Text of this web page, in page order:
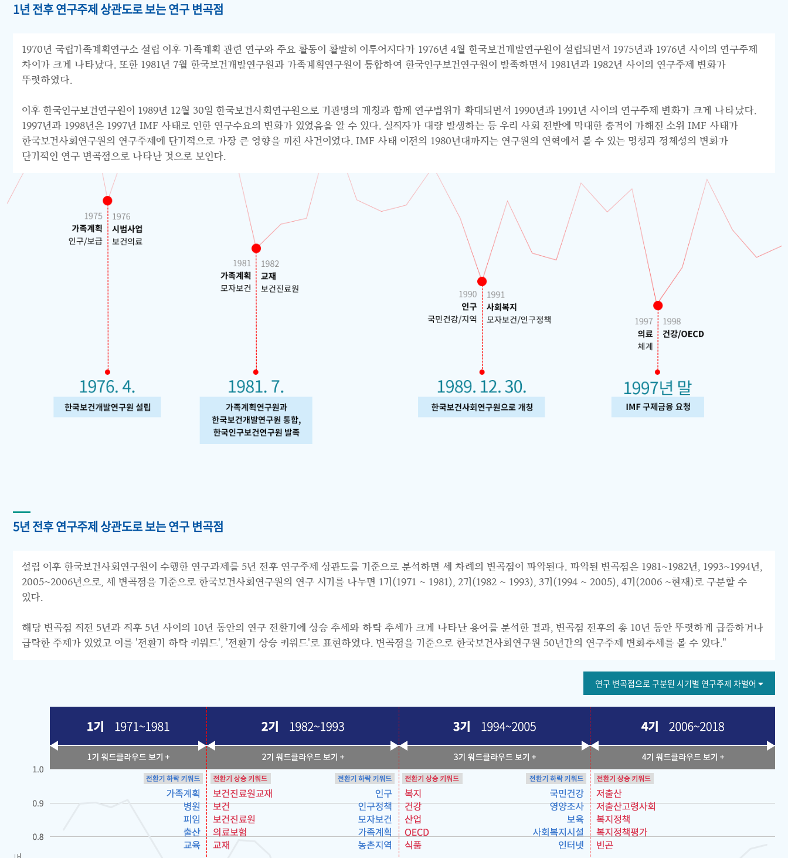
1년 전후 연구주제 상관도로 보는 연구 변곡점
1970년 국립가족계획연구소 설립 이후 가족계획 관련 연구와 주요 활동이 활발히 이루어지다가 1976년 4월 한국보건개발연구원이 설립되면서 1975년과 1976년 사이의 연구주제
차이가 크게 나타났다. 또한 1981년 7월 한국보건개발연구원과 가족계획연구원이 통합하여 한국인구보건연구원이 발족하면서 1981년과 1982년 사이의 연구주제 변화가
뚜렷하였다.
이후 한국인구보건연구원이 1989년 12월 30일 한국보건사회연구원으로 기관명의 개칭과 함께 연구범위가 확대되면서 1990년과 1991년 사이의 연구주제 변화가 크게 나타났다.
1997년과 1998년은 1997년 IMF 사태로 인한 연구수요의 변화가 있었음을 알 수 있다. 실직자가 대량 발생하는 등 우리 사회 전반에 막대한 충격이 가해진 소위 IMF 사태가
한국보건사회연구원의 연구주제에 단기적으로 가장 큰 영향을 끼친 사건이었다. IMF 사태 이전의 1980년대까지는 연구원의 연혁에서 볼 수 있는 명칭과 정체성의 변화가
단기적인 연구 변곡점으로 나타난 것으로 보인다.
5년 전후 연구주제 상관도로 보는 연구 변곡점
설립 이후 한국보건사회연구원이 수행한 연구과제를 5년 전후 연구주제 상관도를 기준으로 분석하면 세 차례의 변곡점이 파악된다. 파악된 변곡점은 1981~1982년, 1993~1994년,
2005~2006년으로, 세 변곡점을 기준으로 한국보건사회연구원의 연구 시기를 나누면 1기(1971 ~ 1981), 2기(1982 ~ 1993), 3기(1994 ~ 2005), 4기(2006 ~현재)로 구분할 수
있다.
해당 변곡점 직전 5년과 직후 5년 사이의 10년 동안의 연구 전환기에 상승 추세와 하락 추세가 크게 나타난 용어를 분석한 결과, 변곡점 전후의 총 10년 동안 뚜렷하게 급증하거나
급락한 주제가 있었고 이를 '전환기 하락 키워드', '전환기 상승 키워드'로 표현하였다. 변곡점을 기준으로 한국보건사회연구원 50년간의 연구주제 변화추세를 볼 수 있다."
연구 변곡점으로 구분된 시기별 연구주제 차별어